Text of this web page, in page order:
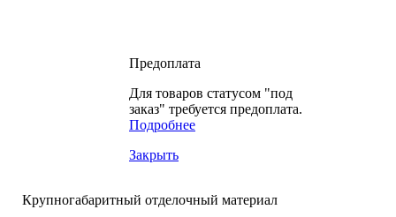
Предоплата
Для товаров статусом "под
заказ" требуется предоплата.
Подробнее
Закрыть
Крупногабаритный отделочный материал